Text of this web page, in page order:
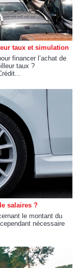
taux et simulation
financer l’achat de
taux ?
salaires ?
le montant du
nécessaire